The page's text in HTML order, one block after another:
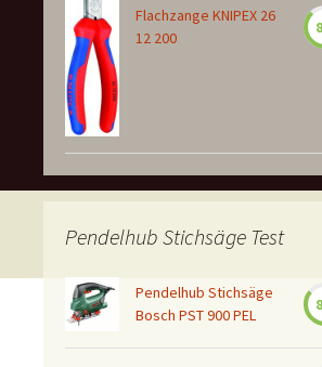
Flachzange KNIPEX 26
12 200
Pendelhub Stichsäge Test
Pendelhub Stichsäge
Bosch PST 900 PEL